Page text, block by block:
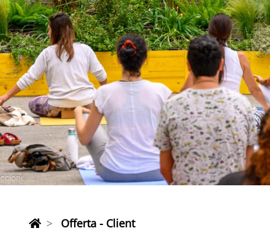
Offerta - Client